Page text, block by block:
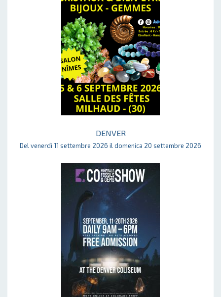
DENVER
Del venerdì 11 settembre 2026 il domenica 20 settembre 2026